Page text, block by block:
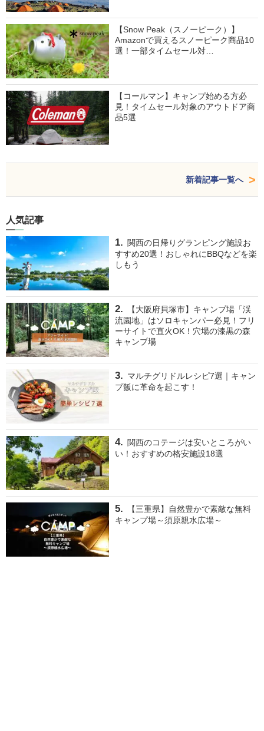
【Snow Peak（スノーピーク）】
Amazonで買えるスノーピーク商品10
選！一部タイムセール対…
【コールマン】キャンプ始める方必
見！タイムセール対象のアウトドア商
品5選
新着記事一覧へ
人気記事
関西の日帰りグランピング施設お
すすめ20選！おしゃれにBBQなどを楽
しもう
【大阪府貝塚市】キャンプ場「渓
流園地」はソロキャンパー必見！フリ
ーサイトで直火OK！穴場の漆黒の森
キャンプ場
マルチグリドルレシピ7選｜キャン
プ飯に革命を起こす！
関西のコテージは安いところがい
い！おすすめの格安施設18選
【三重県】自然豊かで素敵な無料
キャンプ場～須原親水広場～